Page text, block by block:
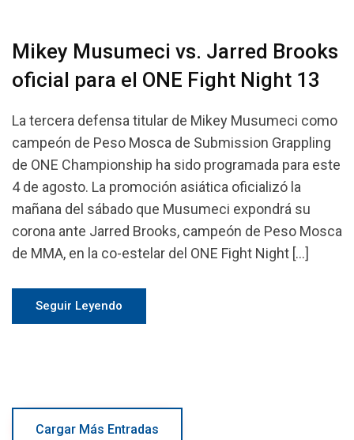
Mikey Musumeci vs. Jarred Brooks
oficial para el ONE Fight Night 13
La tercera defensa titular de Mikey Musumeci como
campeón de Peso Mosca de Submission Grappling
de ONE Championship ha sido programada para este
4 de agosto. La promoción asiática oficializó la
mañana del sábado que Musumeci expondrá su
corona ante Jarred Brooks, campeón de Peso Mosca
de MMA, en la co-estelar del ONE Fight Night […]
Seguir Leyendo
Cargar Más Entradas